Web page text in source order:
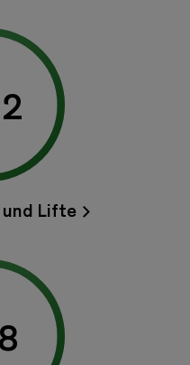
und Lifte